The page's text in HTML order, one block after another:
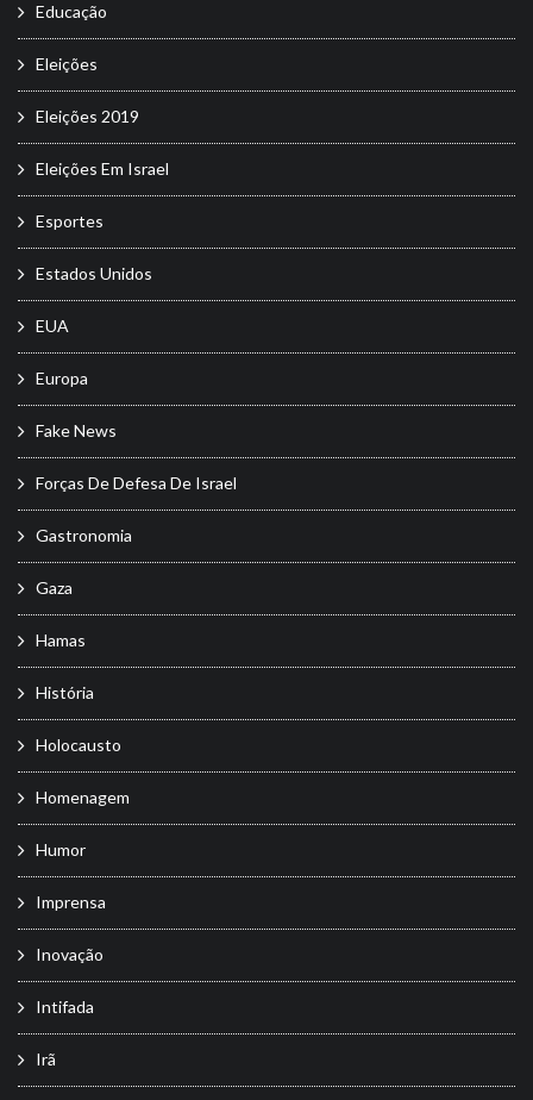
Educação
Eleições
Eleições 2019
Eleições Em Israel
Esportes
Estados Unidos
EUA
Europa
Fake News
Forças De Defesa De Israel
Gastronomia
Gaza
Hamas
História
Holocausto
Homenagem
Humor
Imprensa
Inovação
Intifada
Irã